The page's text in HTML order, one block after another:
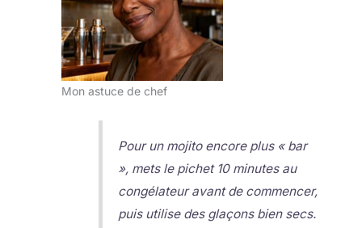
Mon astuce de chef
Pour un mojito encore plus « bar
», mets le pichet 10 minutes au
congélateur avant de commencer,
puis utilise des glaçons bien secs.